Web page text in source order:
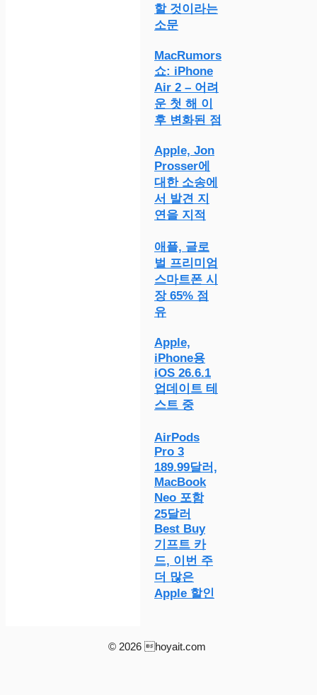
할 것이라는
소문
MacRumors
쇼: iPhone
Air 2 – 어려
운 첫 해 이
후 변화된 점
Apple, Jon
Prosser에
대한 소송에
서 발견 지
연을 지적
애플, 글로
벌 프리미엄
스마트폰 시
장 65% 점
유
Apple,
iPhone용
iOS 26.6.1
업데이트 테
스트 중
AirPods
Pro 3
189.99달러,
MacBook
Neo 포함
25달러
Best Buy
기프트 카
드, 이번 주
더 많은
Apple 할인
© 2026 hoyait.com